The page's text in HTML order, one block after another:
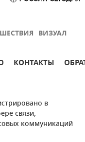
ВИЗУАЛ
КОНТАКТЫ
в
связи,
коммуникаций